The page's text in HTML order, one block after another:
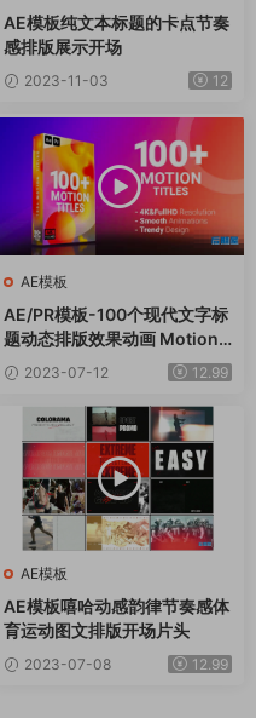
AE模板纯文本标题的卡点节奏
感排版展示开场
2023-11-03 12
AE模板
AE/PR模板-100个现代文字标
题动态排版效果动画 Motion
Titles2023-07-12 12.99
AE模板
AE模板嘻哈动感韵律节奏感体
育运动图文排版开场片头
2023-07-08 12.99